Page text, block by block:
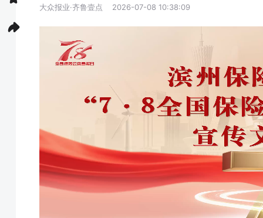
大众报业·齐鲁壹点 2026-07-08 10:38:09